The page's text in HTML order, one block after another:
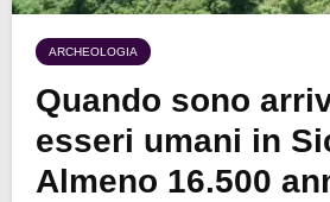
ARCHEOLOGIA
Quando sono
esseri umani in
Almeno 16.500